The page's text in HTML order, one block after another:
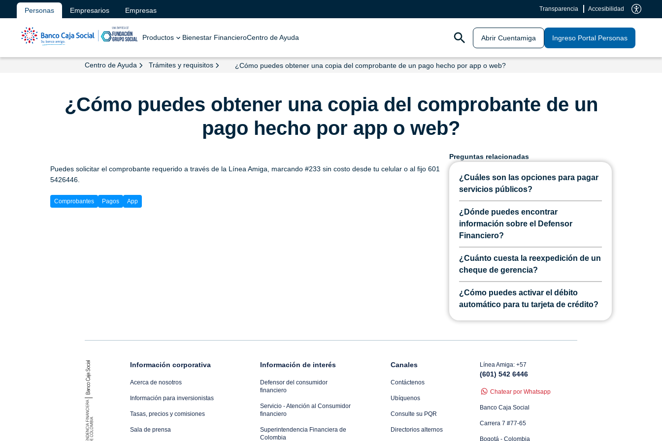
Personas Empresarios Empresas Transparencia Accesibilidad
Productos Bienestar FinancieroCentro de Ayuda Abrir Cuentamiga Ingreso Portal Personas
Centro de Ayuda Trámites y requisitos ¿Cómo puedes obtener una copia del comprobante de un pago hecho por app o web?
¿Cómo puedes obtener una copia del comprobante de un
pago hecho por app o web?
Puedes solicitar el comprobante requerido a través de la Línea Amiga, marcando #233 sin costo desde tu celular o al fijo 601
5426446.
Comprobantes Pagos App
Preguntas relacionadas
¿Cuáles son las opciones para pagar
servicios públicos?
¿Dónde puedes encontrar
información sobre el Defensor
Financiero?
¿Cuánto cuesta la reexpedición de un
cheque de gerencia?
¿Cómo puedes activar el débito
automático para tu tarjeta de crédito?
Información corporativa
Acerca de nosotros
Información para inversionistas
Tasas, precios y comisiones
Sala de prensa
Información de interés
Defensor del consumidor
financiero
Servicio - Atención al Consumidor
financiero
Superintendencia Financiera de
Colombia
Canales
Contáctenos
Ubíquenos
Consulte su PQR
Directorios alternos
Línea Amiga: +57
(601) 542 6446
Chatear por Whatsapp
Banco Caja Social
Carrera 7 #77-65
Bogotá - Colombia